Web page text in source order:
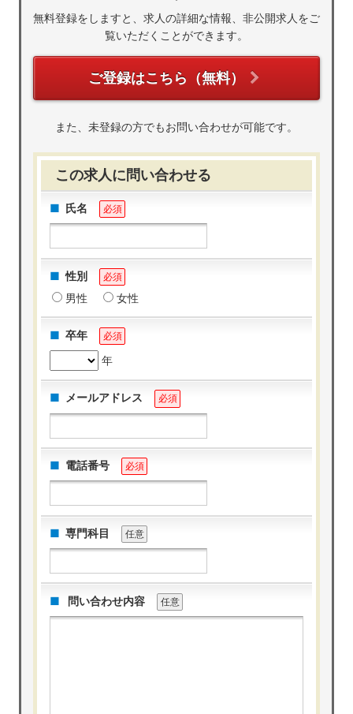
無料登録をしますと、求人の詳細な情報、非公開求人をご
覧いただくことができます。
ご登録はこちら（無料）
また、未登録の方でもお問い合わせが可能です。
この求人に問い合わせる
氏名 必須
性別 必須
男性 女性
卒年 必須
年
メールアドレス 必須
電話番号 必須
専門科目 任意
問い合わせ内容 任意